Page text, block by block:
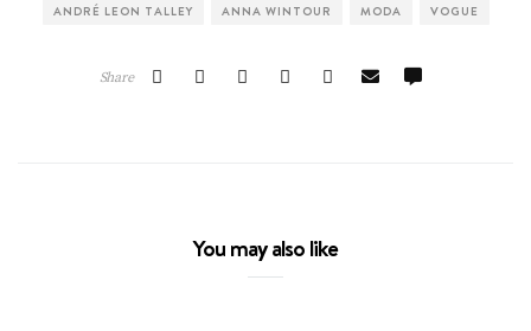
ANDRÉ LEON TALLEY ANNA WINTOUR MODA VOGUE
Share
You may also like